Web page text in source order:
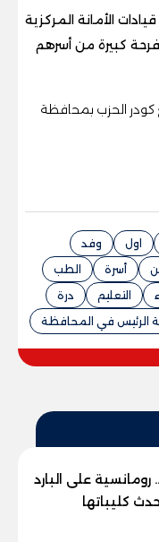
الأمانة المركزية
فرحة كبيرة من أسرهم
كودر الحزب بمحافظة
اول
وفد
أسرة
الطب
التعليم
درة
الرئيس في المحافظة
رومانسية على البارد
كليباتها